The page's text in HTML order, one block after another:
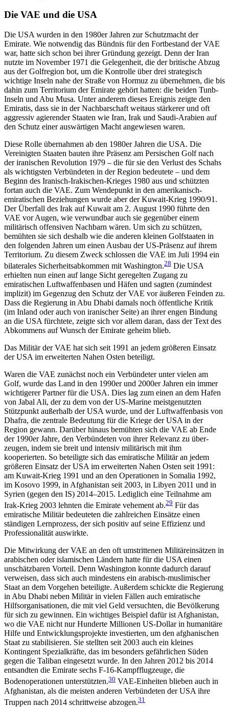
Die VAE und die USA
Die USA wurden in den 1980er Jahren zur Schutzmacht der
Emirate. Wie notwendig das Bündnis für den Fortbestand der VAE
war, hatte sich schon bei ihrer Gründung gezeigt. Denn der Iran
nutzte im November 1971 die Gelegenheit, die der britische Abzug
aus der Golfregion bot, um die Kontrolle über drei strategisch
wichtige Inseln nahe der Straße von Hormuz zu übernehmen, die bis
dahin zum Territorium der Emirate gehört hatten: die beiden Tunb-
Inseln und Abu Musa. Unter anderem dieses Ereignis zeigte den
Emiratis, dass sie in der Nachbarschaft weitaus stärkerer und oft
aggressiv agierender Staaten wie Iran, Irak und Saudi-Arabien auf
den Schutz einer auswärtigen Macht angewiesen waren.
Diese Rolle übernahmen ab den 1980er Jahren die USA. Die
Vereinigten Staaten bauten ihre Präsenz am Persischen Golf nach
der iranischen Revolution 1979 – die für sie den Verlust des Schahs
als wichtigsten Verbündeten in der Region bedeutete – und dem
Beginn des Ira­nisch-Irakischen-Krieges 1980 aus und schützten
fortan auch die VAE. Zum Wendepunkt in den amerikanisch-
emiratischen Beziehungen wurde aber der Kuwait-Krieg 1990/91.
Der Überfall des Irak auf Kuwait am 2. August 1990 führte den
VAE vor Augen, wie verwundbar auch sie gegenüber einem
militärisch offensiven Nachbarn wären. Um sich zu schützen,
bemühten sie sich deshalb wie die anderen kleinen Golfstaaten in
den folgenden Jahren um einen Aus­bau der US-Präsenz auf ihrem
Territorium. Zu diesem Zweck schlossen die VAE im Juli 1994 ein
bilaterales Sicherheitsabkommen mit Washington.28 Die USA
erhielten nun einen auf lange Sicht geregel­ten Zugang zu
emiratischen Luftwaffenbasen und Häfen und sagten (zumindest
implizit) im Gegenzug den Schutz der VAE vor äußeren Feinden zu.
Dass die Regierung in Abu Dhabi damals noch öffentliche Kritik
(im Inland oder auch von iranischer Seite) an ihrer engen Bindung
an die USA fürchtete, zeigte sich vor allem daran, dass der Text des
Abkommens auf Wunsch der Emirate geheim blieb.
Das Militär der VAE hat sich seit 1991 an jedem größeren Einsatz
der USA im erweiterten Nahen Osten beteiligt.
Waren die VAE zunächst noch ein Verbündeter unter vielen am
Golf, wurde das Land in den 1990er und 2000er Jahren ein immer
wichtigerer Partner für die USA. Dies lag zum einen an dem Hafen
von Jabal Ali, der zu dem von der US-Marine meistgenutzten
Stützpunkt außerhalb der USA wurde, und der Luft­waffenbasis von
Dhafra, die zentrale Bedeutung für die Kriege der USA in der
Region gewann. Darüber hinaus bemühten sich die VAE ab Ende
der 1990er Jahre, den Verbündeten von ihrer Relevanz zu über­
zeugen, indem sie breit und intensiv militärisch mit ihm
kooperierten. So beteiligte sich das emiratische Militär an jedem
größeren Einsatz der USA im er­weiterten Nahen Osten seit 1991:
am Kuwait-Krieg 1991 und an den Operationen in Somalia 1992,
im Kosovo 1999, in Afghanistan seit 2003, in Libyen 2011 und in
Syrien (gegen den IS) 2014–2015. Lediglich eine Teilnahme am
Irak-Krieg 2003 lehnten die Emirate vehement ab.29 Für das
emiratische Militär bedeuteten die zahlreichen Einsätze einen
ständigen Lernprozess, der sich positiv auf seine Effizienz und
Professionalität auswirkte.
Die Mitwirkung der VAE an den oft umstrittenen Militäreinsätzen in
arabischen oder islamischen Län­dern hatte für die USA einen
unschätzbaren Vorteil. Denn Washington konnte dadurch darauf
verweisen, dass sich auch mindestens ein arabisch-muslimischer
Staat an dem Vorgehen beteiligte. Außerdem schickte die Regierung
in Abu Dhabi neben Militär in vielen Fällen auch emiratische
Hilfsorganisationen, die mit viel Geld versuchten, die Bevölkerung
für sich zu gewinnen. Ein wichtiges Beispiel dafür ist Afghanistan,
wo die VAE nicht nur Hunderte Millionen US-Dollar in humanitäre
Hilfe und Entwicklungsprojekte investierten, um den afghanischen
Staat zu stabilisieren. Sie stellten seit 2003 auch ein kleines
Kontingent Spezialkräfte, das im besonders gefährlichen Süden
gegen die Taliban eingesetzt wurde. In den Jahren 2012 bis 2014
entsandten die Emirate sechs F‑16-Kampfflugzeuge, die
Bodenoperationen unter­stütz­ten.30 VAE-Einheiten blieben auch in
Afghanistan, als die meisten anderen Verbündeten der USA ihre
Trup­pen nach 2014 schrittweise abzogen.31